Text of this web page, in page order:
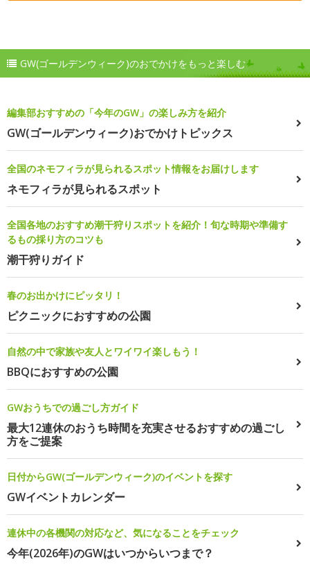
GW(ゴールデンウィーク)のおでかけをもっと楽しむ
編集部おすすめの「今年のGW」の楽しみ方を紹介
GW(ゴールデンウィーク)おでかけトピックス
全国のネモフィラが見られるスポット情報をお届けします
ネモフィラが見られるスポット
全国各地のおすすめ潮干狩りスポットを紹介！旬な時期や準備す
るもの採り方のコツも
潮干狩りガイド
春のお出かけにピッタリ！
ピクニックにおすすめの公園
自然の中で家族や友人とワイワイ楽しもう！
BBQにおすすめの公園
GWおうちでの過ごし方ガイド
最大12連休のおうち時間を充実させるおすすめの過ごし
方をご提案
日付からGW(ゴールデンウィーク)のイベントを探す
GWイベントカレンダー
連休中の各機関の対応など、気になることをチェック
今年(2026年)のGWはいつからいつまで？